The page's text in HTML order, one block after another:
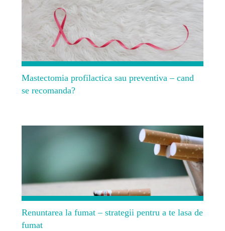
Mastectomia profilactica sau preventiva – cand
se recomanda?
Renuntarea la fumat – strategii pentru a te lasa de
fumat